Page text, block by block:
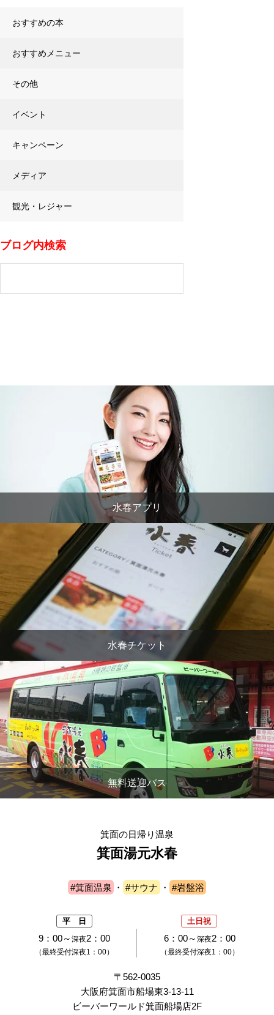
おすすめの本
おすすめメニュー
その他
イベント
キャンペーン
メディア
観光・レジャー
ブログ内検索
水春アプリ
水春チケット
無料送迎バス
箕面の日帰り温泉
箕面湯元水春
#箕面温泉 ・ #サウナ ・ #岩盤浴
平 日 土日祝
9：00～ 深夜2：00
（最終受付深夜1：00）
6：00～ 深夜2：00
（最終受付深夜1：00）
〒562-0035
大阪府箕面市船場東3-13-11
ビーバーワールド箕面船場店2F